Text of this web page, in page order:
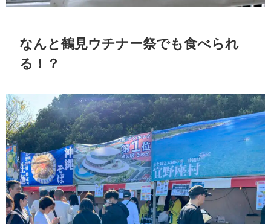
なんと鶴見ウチナー祭でも食べられ
る！？